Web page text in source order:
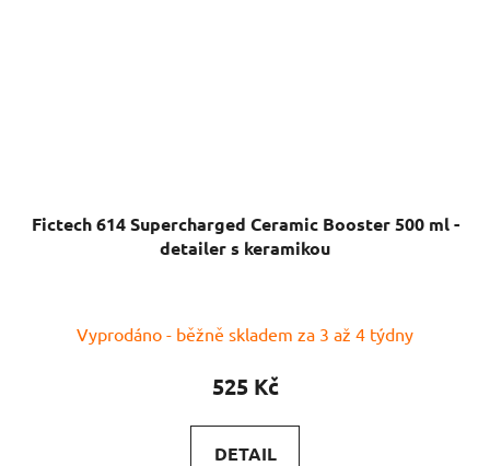
Fictech 614 Supercharged Ceramic Booster 500 ml -
detailer s keramikou
Vyprodáno - běžně skladem za 3 až 4 týdny
525 Kč
DETAIL